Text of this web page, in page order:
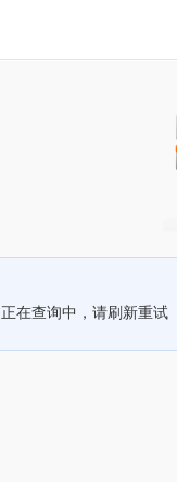
正在查询中，请刷新重试